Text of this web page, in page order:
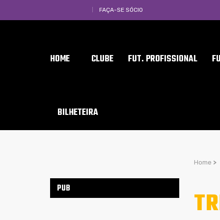
FAÇA-SE SÓCIO
HOME CLUBE FUT. PROFISSIONAL
BILHETEIRA
Home >
PUB